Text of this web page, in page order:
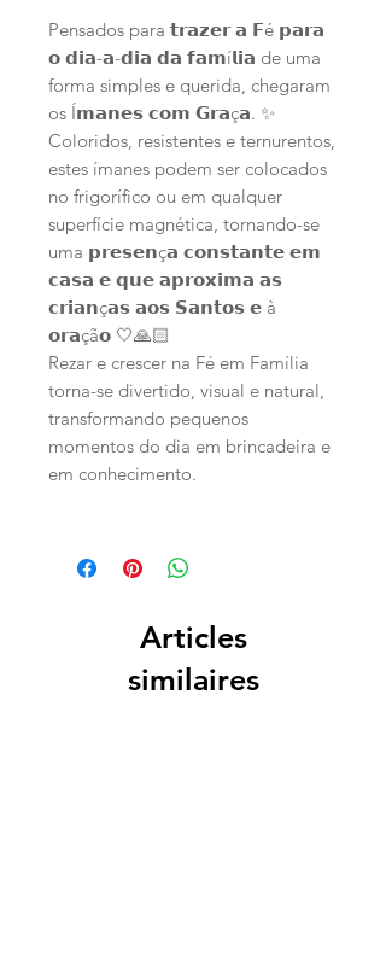
Pensados para 𝘁𝗿𝗮𝘇𝗲𝗿 𝗮 𝗙é 𝗽𝗮𝗿𝗮
𝗼 𝗱𝗶𝗮-𝗮-𝗱𝗶𝗮 𝗱𝗮 𝗳𝗮𝗺í𝗹𝗶𝗮 de uma
forma simples e querida, chegaram
os Í𝗺𝗮𝗻𝗲𝘀 𝗰𝗼𝗺 𝗚𝗿𝗮ç𝗮. ✨
Coloridos, resistentes e ternurentos,
estes ímanes podem ser colocados
no frigorífico ou em qualquer
superfície magnética, tornando-se
uma 𝗽𝗿𝗲𝘀𝗲𝗻ç𝗮 𝗰𝗼𝗻𝘀𝘁𝗮𝗻𝘁𝗲 𝗲𝗺
𝗰𝗮𝘀𝗮 𝗲 𝗾𝘂𝗲 𝗮𝗽𝗿𝗼𝘅𝗶𝗺𝗮 𝗮𝘀
𝗰𝗿𝗶𝗮𝗻ç𝗮𝘀 𝗮𝗼𝘀 𝗦𝗮𝗻𝘁𝗼𝘀 𝗲 à
𝗼𝗿𝗮çã𝗼 🤍🙏🏻
Rezar e crescer na Fé em Família
torna-se divertido, visual e natural,
transformando pequenos
momentos do dia em brincadeira e
em conhecimento.
Articles
similaires